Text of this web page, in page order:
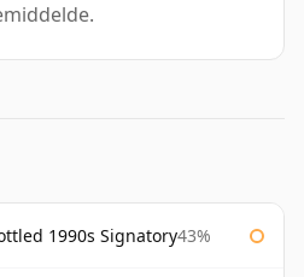
1990s Signatory43%